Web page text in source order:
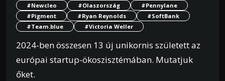
#Newcleo
#Olaszország
#Pennylane
#Pigment
#Ryan Reynolds
#SoftBank
#Team.blue
#Victoria Weller
2024-ben összesen 13 új unikornis született az
európai startup-ökoszisztémában. Mutatjuk
őket.